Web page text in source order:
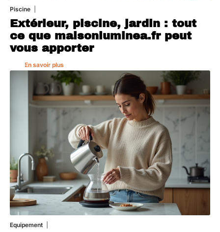
Piscine
Extérieur, piscine, jardin : tout
ce que maisonluminea.fr peut
vous apporter
En savoir plus
Equipement